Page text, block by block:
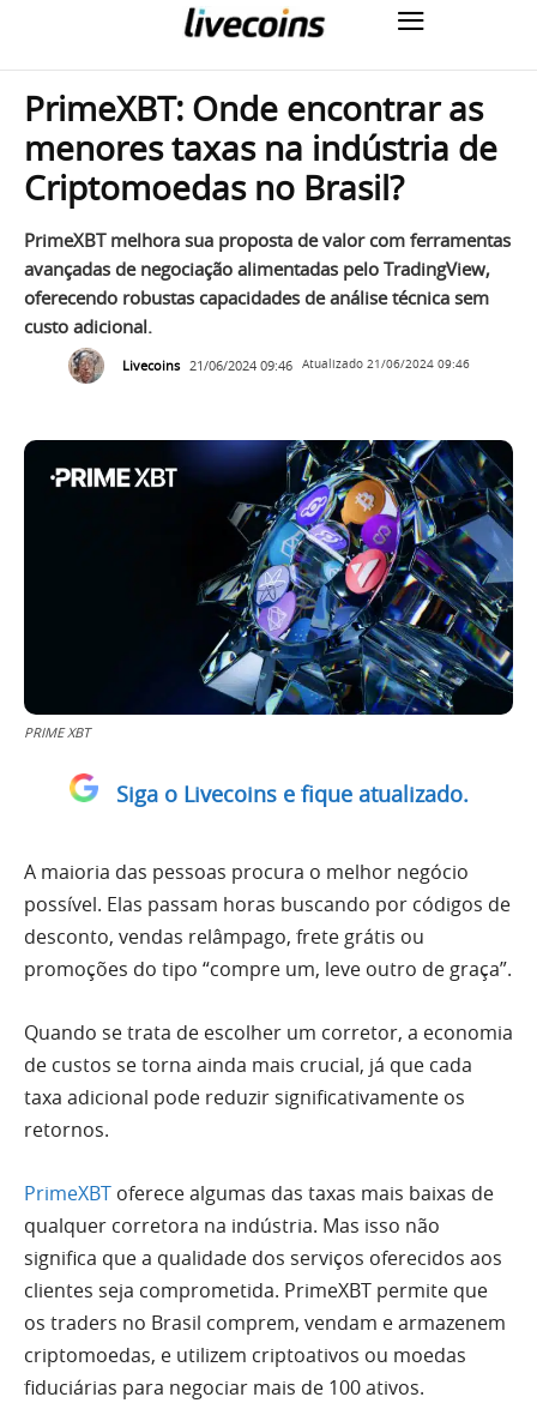
PrimeXBT: Onde encontrar as
menores taxas na indústria de
Criptomoedas no Brasil?
PrimeXBT melhora sua proposta de valor com ferramentas
avançadas de negociação alimentadas pelo TradingView,
oferecendo robustas capacidades de análise técnica sem
custo adicional.
Livecoins 21/06/2024 09:46 Atualizado 21/06/2024 09:46
PRIME XBT
Siga o Livecoins e fique atualizado.
A maioria das pessoas procura o melhor negócio
possível. Elas passam horas buscando por códigos de
desconto, vendas relâmpago, frete grátis ou
promoções do tipo “compre um, leve outro de graça”.
Quando se trata de escolher um corretor, a economia
de custos se torna ainda mais crucial, já que cada
taxa adicional pode reduzir significativamente os
retornos.
PrimeXBT oferece algumas das taxas mais baixas de
qualquer corretora na indústria. Mas isso não
significa que a qualidade dos serviços oferecidos aos
clientes seja comprometida. PrimeXBT permite que
os traders no Brasil comprem, vendam e armazenem
criptomoedas, e utilizem criptoativos ou moedas
fiduciárias para negociar mais de 100 ativos.